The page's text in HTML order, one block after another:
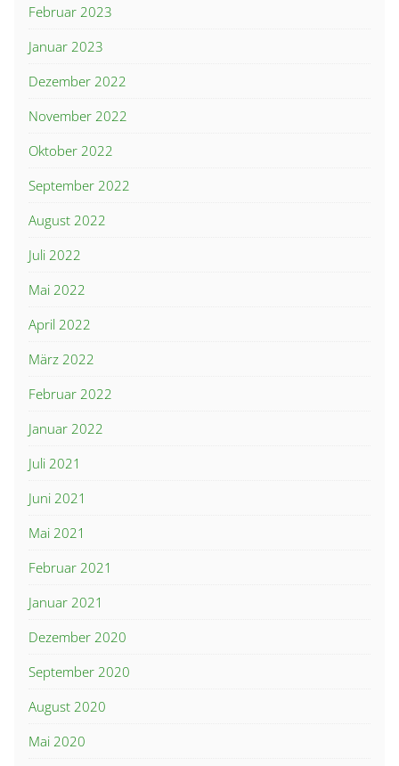
Februar 2023
Januar 2023
Dezember 2022
November 2022
Oktober 2022
September 2022
August 2022
Juli 2022
Mai 2022
April 2022
März 2022
Februar 2022
Januar 2022
Juli 2021
Juni 2021
Mai 2021
Februar 2021
Januar 2021
Dezember 2020
September 2020
August 2020
Mai 2020